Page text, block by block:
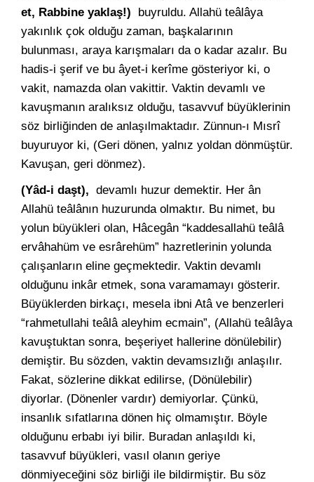
et, Rabbine yaklaş!) buyruldu. Allahü teâlâya
yakınlık çok olduğu zaman, başkalarının
bulunması, araya karışmaları da o kadar azalır. Bu
hadis-i şerif ve bu âyet-i kerîme gösteriyor ki, o
vakit, namazda olan vakittir. Vaktin devamlı ve
kavuşmanın aralıksız olduğu, tasavvuf büyüklerinin
söz birliğinden de anlaşılmaktadır. Zünnun-ı Mısrî
buyuruyor ki, (Geri dönen, yalnız yoldan dönmüştür.
Kavuşan, geri dönmez).
(Yâd-i daşt), devamlı huzur demektir. Her ân
Allahü teâlânın huzurunda olmaktır. Bu nimet, bu
yolun büyükleri olan, Hâcegân “kaddesallahü teâlâ
ervâhahüm ve esrârehüm” hazretlerinin yolunda
çalışanların eline geçmektedir. Vaktin devamlı
olduğunu inkâr etmek, sona varamamayı gösterir.
Büyüklerden birkaçı, mesela ibni Atâ ve benzerleri
“rahmetullahi teâlâ aleyhim ecmain”, (Allahü teâlâya
kavuştuktan sonra, beşeriyet hallerine dönülebilir)
demiştir. Bu sözden, vaktin devamsızlığı anlaşılır.
Fakat, sözlerine dikkat edilirse, (Dönülebilir)
diyorlar. (Dönenler vardır) demiyorlar. Çünkü,
insanlık sıfatlarına dönen hiç olmamıştır. Böyle
olduğunu erbabı iyi bilir. Buradan anlaşıldı ki,
tasavvuf büyükleri, vasıl olanın geriye
dönmiyeceğini söz birliği ile bildirmiştir. Bu söz